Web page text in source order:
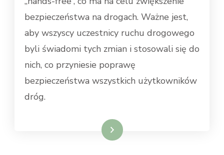
bezpieczeństwa na drogach. Ważne jest,
aby wszyscy uczestnicy ruchu drogowego
byli świadomi tych zmian i stosowali się do
nich, co przyniesie poprawę
bezpieczeństwa wszystkich użytkowników
dróg.
Dowiedz się więcej